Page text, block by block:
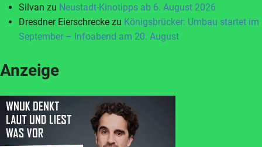
Silvan zu Neustadt-Kinotipps ab 6. August 2026
Dresdner Eierschrecke zu Königsbrücker: Umbau startet im
September – Infoabend am 20. August
Anzeige